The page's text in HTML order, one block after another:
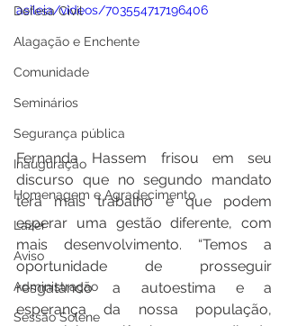
Defesa Civil
Alagação e Enchente
Comunidade
Seminários
Segurança pública
Inauguração
Homenagem e Agradecimento
Lazer
Aviso
Administração
Sessão Solene
asileia/videos/703554717196406
Fernanda Hassem frisou em seu
discurso que no segundo mandato
terá mais trabalho e que podem
esperar uma gestão diferente, com
mais desenvolvimento. “Temos a
oportunidade de prosseguir
resgatando a autoestima e a
esperança da nossa população,